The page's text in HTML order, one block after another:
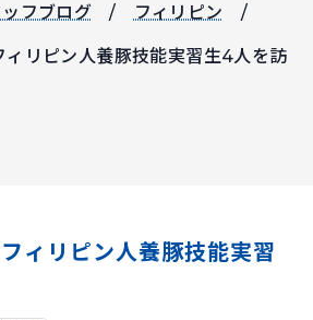
フブログ フィリピン
ィリピン人養豚技能実習生4人を訪
ィリピン人養豚技能実習